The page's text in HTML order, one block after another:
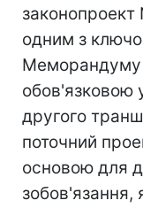
одним з
Меморандуму
обов'язковою
другого
поточний
основою для
зобов'язання,